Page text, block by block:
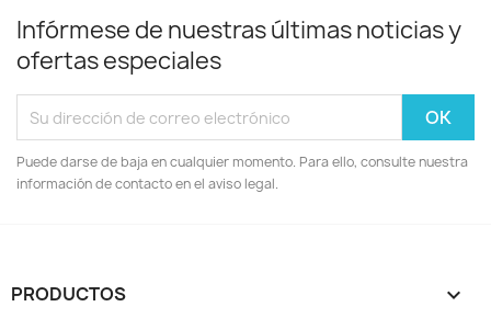
Infórmese de nuestras últimas noticias y
ofertas especiales
Puede darse de baja en cualquier momento. Para ello, consulte nuestra
información de contacto en el aviso legal.
PRODUCTOS 